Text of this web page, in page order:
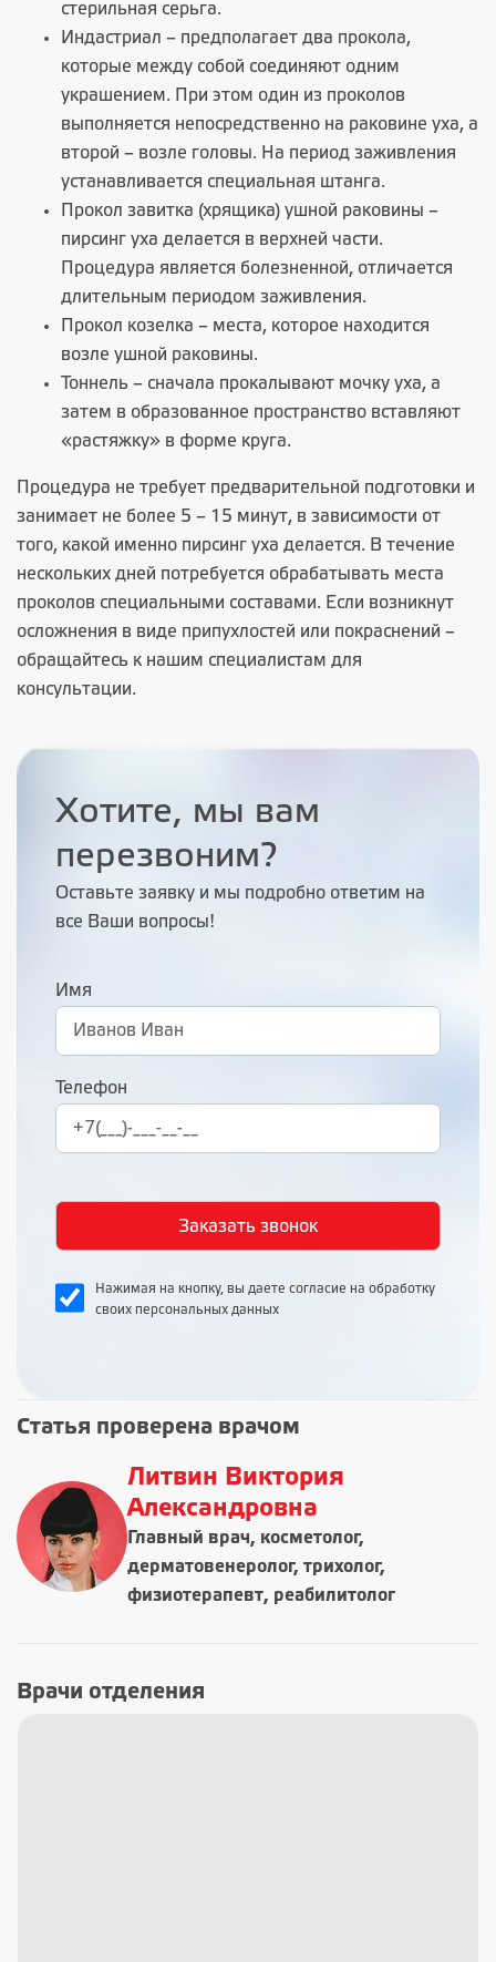
стерильная серьга.
Индастриал – предполагает два прокола,
которые между собой соединяют одним
украшением. При этом один из проколов
выполняется непосредственно на раковине уха, а
второй – возле головы. На период заживления
устанавливается специальная штанга.
Прокол завитка (хрящика) ушной раковины –
пирсинг уха делается в верхней части.
Процедура является болезненной, отличается
длительным периодом заживления.
Прокол козелка – места, которое находится
возле ушной раковины.
Тоннель – сначала прокалывают мочку уха, а
затем в образованное пространство вставляют
«растяжку» в форме круга.
Процедура не требует предварительной подготовки и
занимает не более 5 – 15 минут, в зависимости от
того, какой именно пирсинг уха делается. В течение
нескольких дней потребуется обрабатывать места
проколов специальными составами. Если возникнут
осложнения в виде припухлостей или покраснений –
обращайтесь к нашим специалистам для
консультации.
Хотите, мы вам
перезвоним?
Оставьте заявку и мы подробно ответим на
все Ваши вопросы!
Имя
Телефон
Нажимая на кнопку, вы даете согласие на обработку
своих персональных данных
Статья проверена врачом
Литвин Виктория
Александровна
Главный врач, косметолог,
дерматовенеролог, трихолог,
физиотерапевт, реабилитолог
Врачи отделения